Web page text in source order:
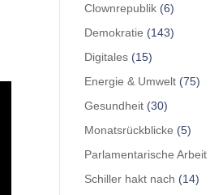
Clownrepublik (6)
Demokratie (143)
Digitales (15)
Energie & Umwelt (75)
Gesundheit (30)
Monatsrückblicke (5)
Parlamentarische Arbeit
Schiller hakt nach (14)